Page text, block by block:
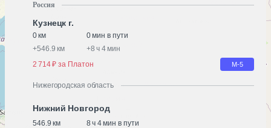
Россия
Кузнецк г.
0 км
0 мин в пути
+546.9 км +8 ч 4 мин
2 714 ₽ за Платон
М-5
Нижегородская область
Нижний Новгород
546.9 км 8 ч 4 мин в пути